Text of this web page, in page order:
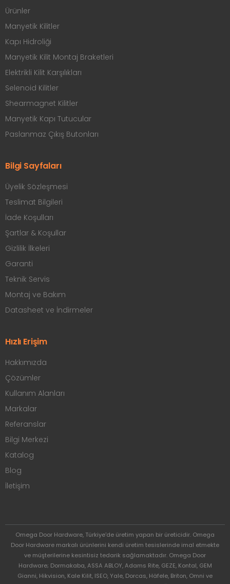
Ürünler
Manyetik Kilitler
Kapı Hidroliği
Manyetik Kilit Montaj Braketleri
Elektrikli Kilit Karşılıkları
Selenoid Kilitler
Shearmagnet Kilitler
Manyetik Kapı Tutucular
Paslanmaz Çıkış Butonları
Bilgi Sayfaları
Üyelik Sözleşmesi
Teslimat Bilgileri
İade Koşulları
Şartlar & Koşullar
Gizlilik İlkeleri
Garanti
Teknik Servis
Montaj ve Bakım
Datasheet ve İndirmeler
Hızlı Erişim
Hakkımızda
Çözümler
Kullanım Alanları
Markalar
Referanslar
Bilgi Merkezi
Katalog
Blog
İletişim
Omega Door Hardware, Türkiye'de üretim yapan bir üreticidir. Omega
Door Hardware markalı ürünlerini kendi üretim tesislerinde imal etmekte
ve müşterilerine kesintisiz tedarik sağlamaktadır. Omega Door
Hardware; Dormakaba, ASSA ABLOY, Adams Rite, GEZE, Kontal, GEM
Gianni, Hikvision, Kale Kilit, ISEO, Yale, Dorcas, Häfele, Briton, Omni ve